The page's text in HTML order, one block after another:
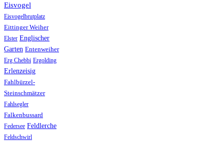
Eisvogel
Eisvogelbrutplatz
Eittinger Weiher
Elster Englischer
Garten Entenweiher
Erg Chebbi Ergolding
Erlenzeisig
Fahlbürzel-
Steinschmätzer
Fahlsegler
Falkenbussard
Federsee Feldlerche
Feldschwirl